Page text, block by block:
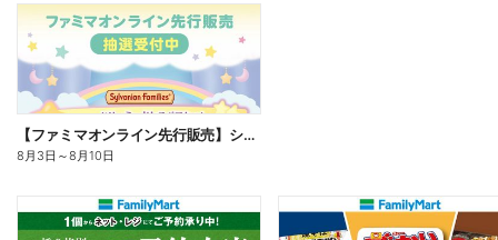
【ファミマオンライン先行販売】シルバニアファミリー
8月3日 ～8月10日